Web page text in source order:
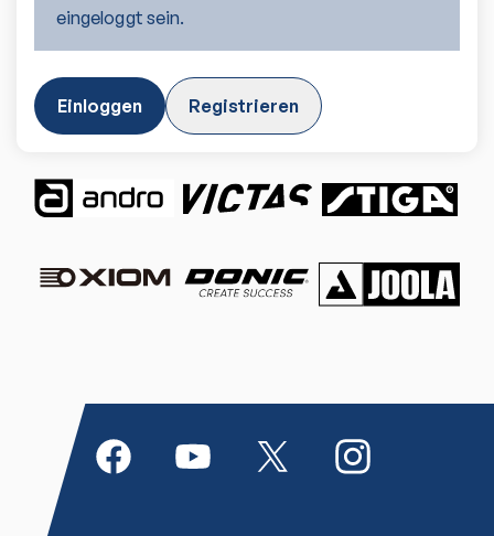
eingeloggt sein.
Einloggen Registrieren